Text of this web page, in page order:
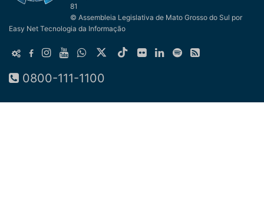
81
© Assembleia Legislativa de Mato Grosso do Sul por
Easy Net Tecnologia da Informação
0800-111-1100